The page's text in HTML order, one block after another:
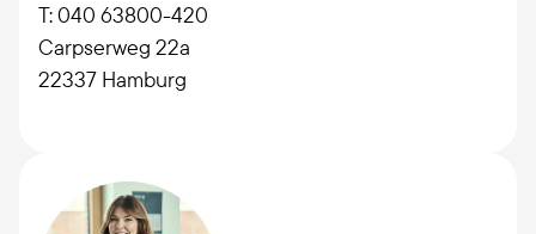
T: 040 63800-420
Carpserweg 22a
22337 Hamburg